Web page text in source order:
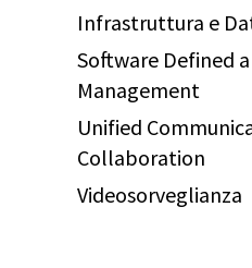
Infrastruttura e
Software Defined
Management
Unified
Collaboration
Videosorveglianza